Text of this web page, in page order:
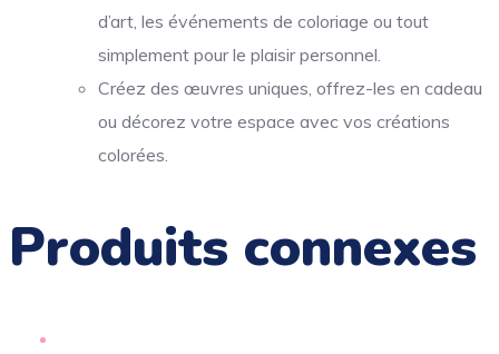
d’art, les événements de coloriage ou tout
simplement pour le plaisir personnel.
Créez des œuvres uniques, offrez-les en cadeau
ou décorez votre espace avec vos créations
colorées.
Produits connexes